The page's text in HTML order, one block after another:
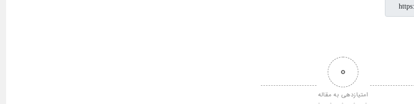
0
امتیازدهی به مقاله